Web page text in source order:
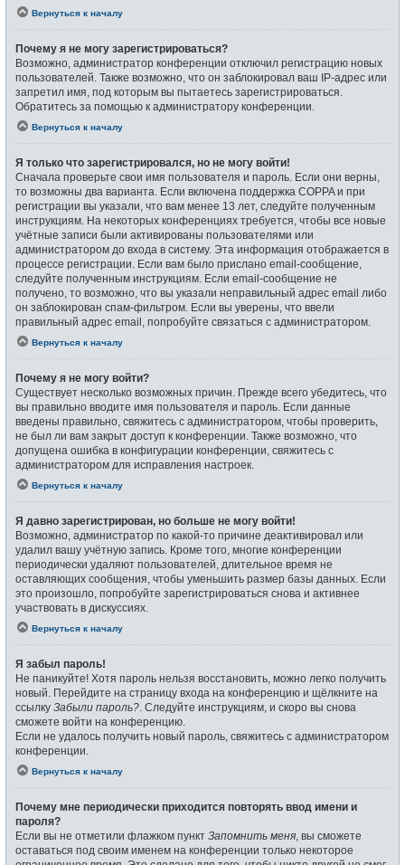
Вернуться к началу
Почему я не могу зарегистрироваться?
Возможно, администратор конференции отключил регистрацию новых
пользователей. Также возможно, что он заблокировал ваш IP-адрес или
запретил имя, под которым вы пытаетесь зарегистрироваться.
Обратитесь за помощью к администратору конференции.
Вернуться к началу
Я только что зарегистрировался, но не могу войти!
Сначала проверьте свои имя пользователя и пароль. Если они верны,
то возможны два варианта. Если включена поддержка COPPA и при
регистрации вы указали, что вам менее 13 лет, следуйте полученным
инструкциям. На некоторых конференциях требуется, чтобы все новые
учётные записи были активированы пользователями или
администратором до входа в систему. Эта информация отображается в
процессе регистрации. Если вам было прислано email-сообщение,
следуйте полученным инструкциям. Если email-сообщение не
получено, то возможно, что вы указали неправильный адрес email либо
он заблокирован спам-фильтром. Если вы уверены, что ввели
правильный адрес email, попробуйте связаться с администратором.
Вернуться к началу
Почему я не могу войти?
Существует несколько возможных причин. Прежде всего убедитесь, что
вы правильно вводите имя пользователя и пароль. Если данные
введены правильно, свяжитесь с администратором, чтобы проверить,
не был ли вам закрыт доступ к конференции. Также возможно, что
допущена ошибка в конфигурации конференции, свяжитесь с
администратором для исправления настроек.
Вернуться к началу
Я давно зарегистрирован, но больше не могу войти!
Возможно, администратор по какой-то причине деактивировал или
удалил вашу учётную запись. Кроме того, многие конференции
периодически удаляют пользователей, длительное время не
оставляющих сообщения, чтобы уменьшить размер базы данных. Если
это произошло, попробуйте зарегистрироваться снова и активнее
участвовать в дискуссиях.
Вернуться к началу
Я забыл пароль!
Не паникуйте! Хотя пароль нельзя восстановить, можно легко получить
новый. Перейдите на страницу входа на конференцию и щёлкните на
ссылку Забыли пароль? . Следуйте инструкциям, и скоро вы снова
сможете войти на конференцию.
Если не удалось получить новый пароль, свяжитесь с администратором
конференции.
Вернуться к началу
Почему мне периодически приходится повторять ввод имени и
пароля?
Если вы не отметили флажком пункт Запомнить меня , вы сможете
оставаться под своим именем на конференции только некоторое